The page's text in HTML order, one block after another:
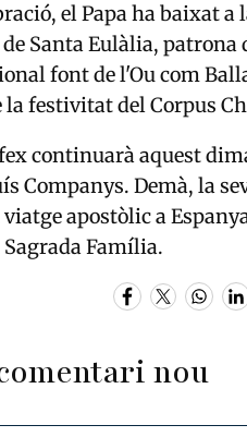
el Papa ha baixat
Santa Eulàlia,
font de l'Ou com
festivitat del Corpus
continuarà aquest
Companys. Demà, la
viatge apostòlic a
Família.
nou